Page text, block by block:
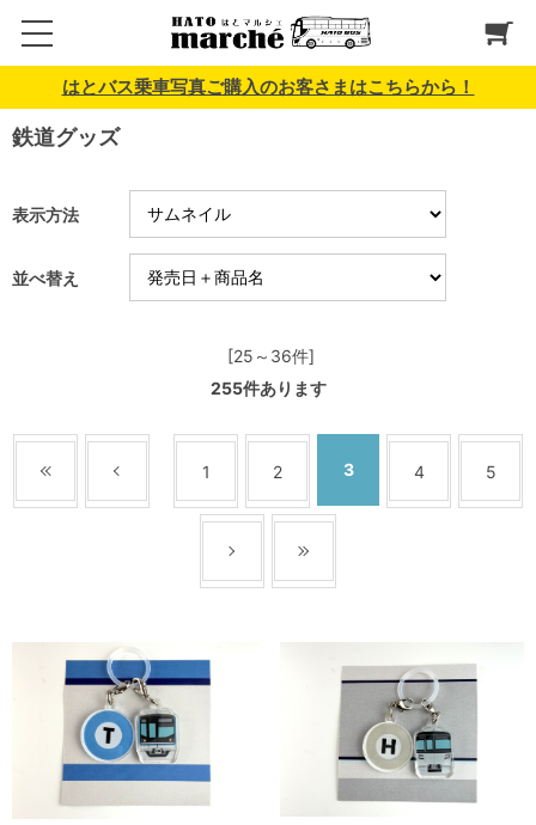
はとバス乗車写真ご購入のお客さまはこちらから！
鉄道グッズ
表示方法
並べ替え
[25～36件]
255件あります
1 2 3 4 5